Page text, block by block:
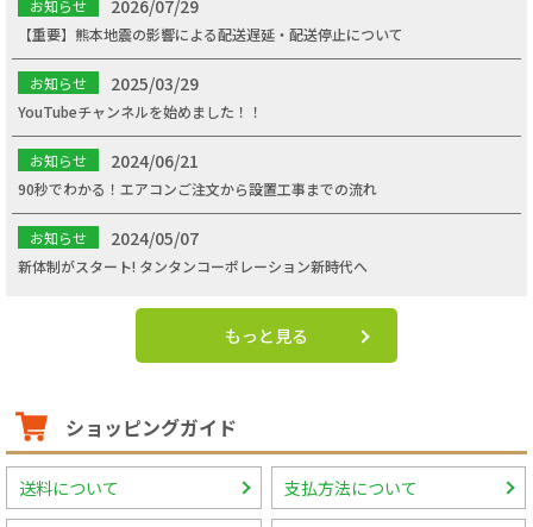
お知らせ 2026/07/29
【重要】熊本地震の影響による配送遅延・配送停止について
お知らせ 2025/03/29
YouTubeチャンネルを始めました！！
お知らせ 2024/06/21
90秒でわかる！エアコンご注文から設置工事までの流れ
お知らせ 2024/05/07
新体制がスタート! タンタンコーポレーション新時代へ
もっと見る
ショッピングガイド
送料について 支払方法について